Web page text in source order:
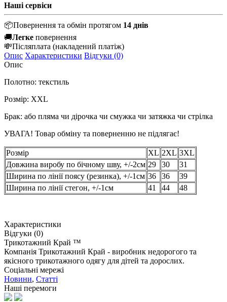
Наші сервіси
📦Повернення та обмін протягом 14 днів
🚚Легке повернення
💸Післяплата (накладений платіж)
Опис Характеристики Відгуки (0)
Опис
Полотно: текстиль
Розмір: XXL
Брак: або пляма чи дірочка чи смужка чи затяжка чи стрілка
УВАГА! Товар обміну та поверненню не підлягає!
Розмір XL 2XL 3XL
Довжина виробу по бічному шву, +/-2см 29 30
31
Ширина по лінії поясу (резинка), +/-1см 36 36
39
Ширина по лінії стегон, +/-1см
41 44 48
Характеристики
Відгуки (0)
Трикотажний Край ™
Компанія Трикотажний Край - виробник недорогого та
якісного трикотажного одягу для дітей та дорослих.
Соціальні мережі
Новини, Статті
Наші перемоги